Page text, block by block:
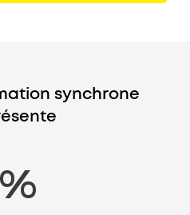
synchrone
%